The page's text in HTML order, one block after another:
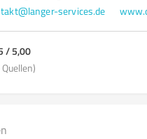
services.de
/ 5,00